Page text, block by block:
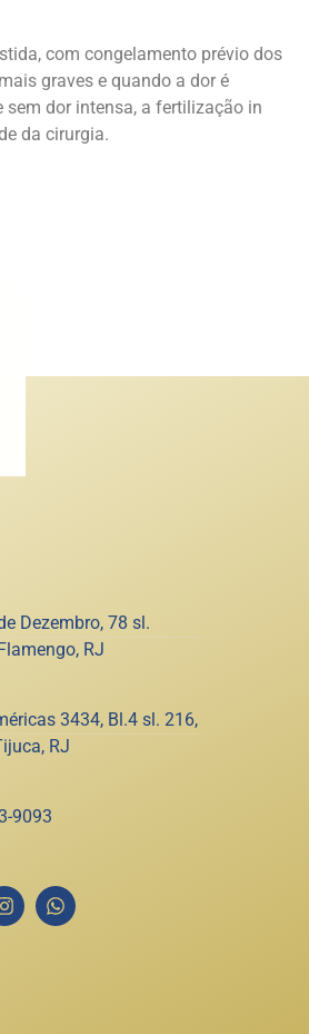
com congelamento prévio dos
graves e quando a dor é
dor intensa, a fertilização in
da cirurgia.
Dezembro, 78 sl.
RJ
3434, Bl.4 sl. 216,
RJ
9093